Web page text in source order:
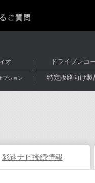
ご質問
オ ドライブレコ
プション 特定販路向け製
彩速ナビ接続情報